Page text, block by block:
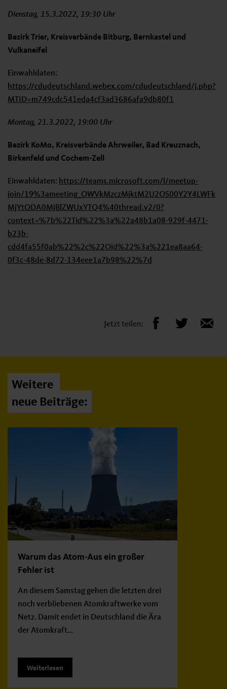
Dienstag, 15.3.2022, 19:30 Uhr
Bezirk Trier, Kreisverbände Bitburg, Bernkastel und
Vulkaneifel
Einwahldaten:
https://cdudeutschland.webex.com/cdudeutschland/j.php?
MTID=m749cdc541eda4cf3ad3686afa9db80f1
Montag, 21.3.2022, 19:00 Uhr
Bezirk KoMo, Kreisverbände Ahrweiler, Bad Kreuznach,
Birkenfeld und Cochem-Zell
Einwahldaten: https://teams.microsoft.com/l/meetup-
join/19%3ameeting_OWVkMzczMjktM2U2OS00Y2Y4LWFk
MjYtODA0MjBlZWUxYTQ4%40thread.v2/0?
context=%7b%22Tid%22%3a%22a48b1a08-929f-4471-
b23b-
cdd4fa55f0ab%22%2c%22Oid%22%3a%221ea8aa64-
0f3c-48de-8d72-134eee1a7b98%22%7d
Jetzt teilen:
Weitere
neue Beiträge:
Warum das Atom-Aus ein großer
Fehler ist
An diesem Samstag gehen die letzten drei
noch verbliebenen Atomkraftwerke vom
Netz. Damit endet in Deutschland die Ära
der Atomkraft…
Weiterlesen